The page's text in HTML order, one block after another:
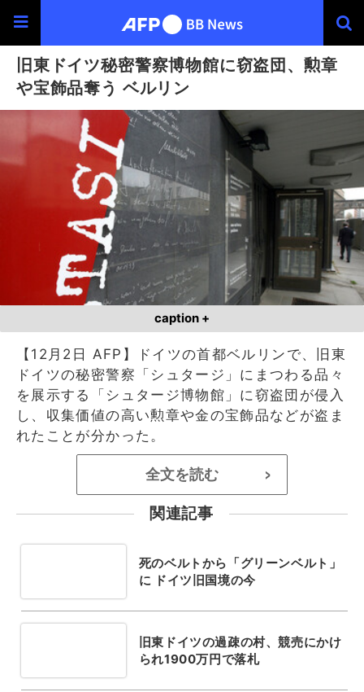
旧東ドイツ秘密警察博物館に窃盗団、勲章
や宝飾品奪う ベルリン
caption +
【12月2日 AFP】ドイツの首都ベルリンで、旧東
ドイツの秘密警察「シュタージ」にまつわる品々
を展示する「シュタージ博物館」に窃盗団が侵入
し、収集価値の高い勲章や金の宝飾品などが盗ま
れたことが分かった。
全文を読む >
関連記事
死のベルトから「グリーンベルト」
に ドイツ旧国境の今
旧東ドイツの過疎の村、競売にかけ
られ1900万円で落札